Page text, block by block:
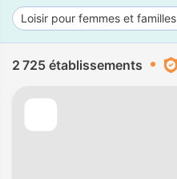
Loisir pour femmes et familles
2 725 établissements